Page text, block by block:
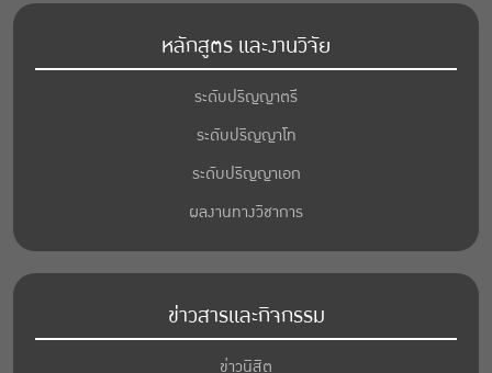
หลักสูตร และงานวิจัย
ระดับปริญญาตรี
ระดับปริญญาโท
ระดับปริญญาเอก
ผลงานทางวิชาการ
ข่าวสารและกิจกรรม
ข่าวนิสิต